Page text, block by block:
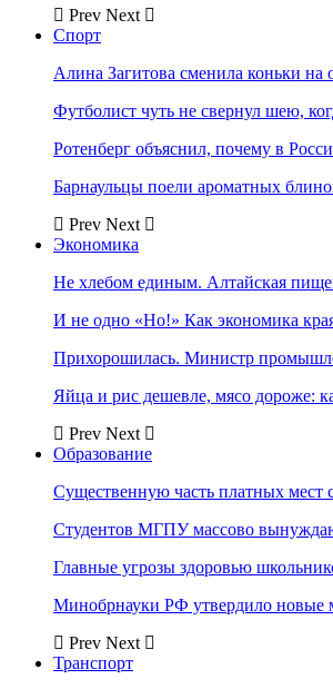
Prev Next
Спорт
Алина Загитова сменила коньки
Футболист чуть не свернул шею,
Ротенберг объяснил, почему в
Барнаульцы поели ароматных
Prev Next
Экономика
Не хлебом единым. Алтайская
И не одно «Но!» Как экономика
Прихорошилась. Министр
Яйца и рис дешевле, мясо дороже:
Prev Next
Образование
Существенную часть платных мест
Студентов МГПУ массово
Главные угрозы здоровью
Минобрнауки РФ утвердило новые
Prev Next
Транспорт